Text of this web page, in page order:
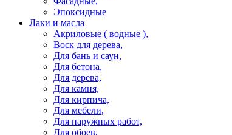
Эпоксидные
Лаки и масла
Акриловые ( водные ),
Воск для дерева,
Для бань и саун,
Для бетона,
Для дерева,
Для камня,
Для кирпича,
Для мебели,
Для наружных работ,
Для обоев,